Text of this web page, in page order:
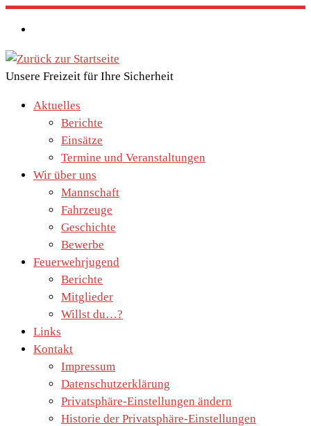
Zum
Inhalt
springen
Unsere Freizeit für Ihre Sicherheit
Aktuelles
Berichte
Einsätze
Termine und Veranstaltungen
Wir über uns
Mannschaft
Fahrzeuge
Geschichte
Bewerbe
Feuerwehrjugend
Berichte
Mitglieder
Willst du…?
Links
Kontakt
Impressum
Datenschutzerklärung
Privatsphäre-Einstellungen ändern
Historie der Privatsphäre-Einstellungen